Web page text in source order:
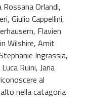
Orlandi,
Giulio Cappellini,
Flavien
Wilshire, Amit
Ingrassia,
Ruini, Jana
al
nella catagoria